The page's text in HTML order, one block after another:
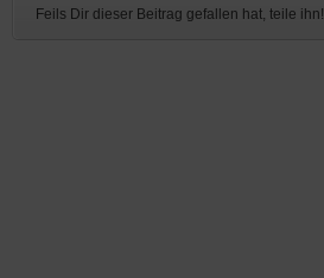
Feils Dir dieser Beitrag gefallen hat, teile ihn!